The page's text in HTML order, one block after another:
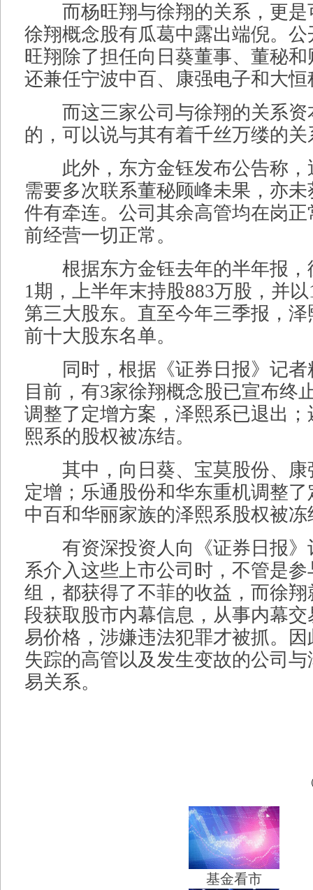
而杨旺翔与徐翔的关系，更是
徐翔概念股有瓜葛中露出端倪。
旺翔除了担任向日葵董事、董秘
还兼任宁波中百、康强电子和大
而这三家公司与徐翔的关系资
的，可以说与其有着千丝万缕的关
此外，东方金钰发布公告称，
需要多次联系董秘顾峰未果，亦
件有牵连。公司其余高管均在岗
前经营一切正常。
根据东方金钰去年的半年报，
1期，上半年末持股883万股，并
第三大股东。直至今年三季报，
前十大股东名单。
同时，根据《证券日报》记者
目前，有3家徐翔概念股已宣布终
调整了定增方案，泽熙系已退出
熙系的股权被冻结。
其中，向日葵、宝莫股份、康
定增；乐通股份和华东重机调整
中百和华丽家族的泽熙系股权被冻
有资深投资人向《证券日报》
系介入这些上市公司时，不管是
组，都获得了不菲的收益，而徐
段获取股市内幕信息，从事内幕
易价格，涉嫌违法犯罪才被抓。
失踪的高管以及发生变故的公司
易关系。
基金看市